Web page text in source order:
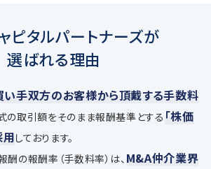
ピタルパートナーズが
選ばれる理由
い手双方のお客様から頂戴する手数料
の取引額をそのまま報酬基準とする 「株価
用しております。
の報酬率（手数料率）は、 M&A仲介業界